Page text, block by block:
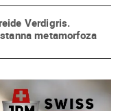
Verdigris.
metamorfoza